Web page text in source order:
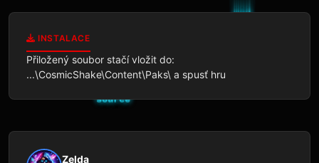
INSTALACE
Přiložený soubor stačí vložit do:
...\CosmicShake\Content\Paks\ a spusť hru
Zelda